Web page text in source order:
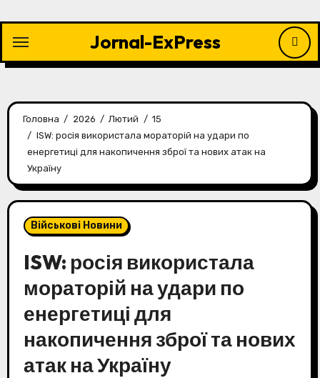
контенту
Jornal-ExPress
Головна 2026 Лютий
15
ISW: росія використала мораторій на удари по
енергетиці для накопичення зброї та нових атак на
Україну
Військові Новини
ISW: росія використала
мораторій на удари по
енергетиці для
накопичення зброї та нових
атак на Україну